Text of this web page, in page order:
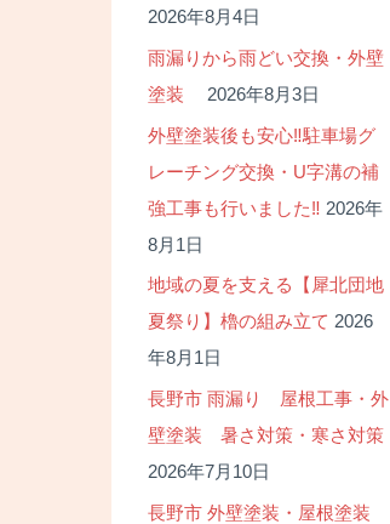
2026年8月4日
雨漏りから雨どい交換・外壁
塗装
2026年8月3日
外壁塗装後も安心‼駐車場グ
レーチング交換・U字溝の補
強工事も行いました‼ 2026年
8月1日
地域の夏を支える【犀北団地
夏祭り】櫓の組み立て 2026
年8月1日
長野市 雨漏り 屋根工事・外
壁塗装 暑さ対策・寒さ対策
2026年7月10日
長野市 外壁塗装・屋根塗装